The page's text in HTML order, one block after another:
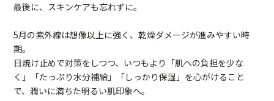
最後に、スキンケアも忘れずに。
5月の紫外線は想像以上に強く、乾燥ダメージが進みやすい時
期。
日焼け止めで対策をしつつ、いつもより「肌への負担を少な
く」「たっぷり水分補給」「しっかり保湿」を心がけること
で、潤いに満ちた明るい肌印象へ。